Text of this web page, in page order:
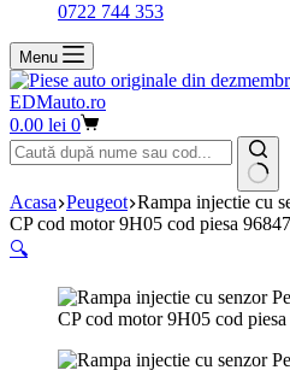
0722 744 353
Menu
EDMauto.ro
Coș
de
cumpărături
0.00 lei 0
Niciun
rezultat
Acasa Peugeot Rampa injectie cu
CP cod motor 9H05 cod piesa
🔍